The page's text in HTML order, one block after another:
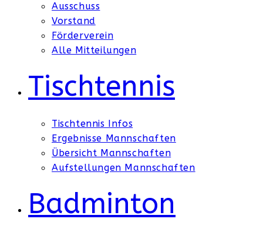
Ausschuss
Vorstand
Förderverein
Alle Mitteilungen
Tischtennis
Tischtennis Infos
Ergebnisse Mannschaften
Übersicht Mannschaften
Aufstellungen Mannschaften
Badminton